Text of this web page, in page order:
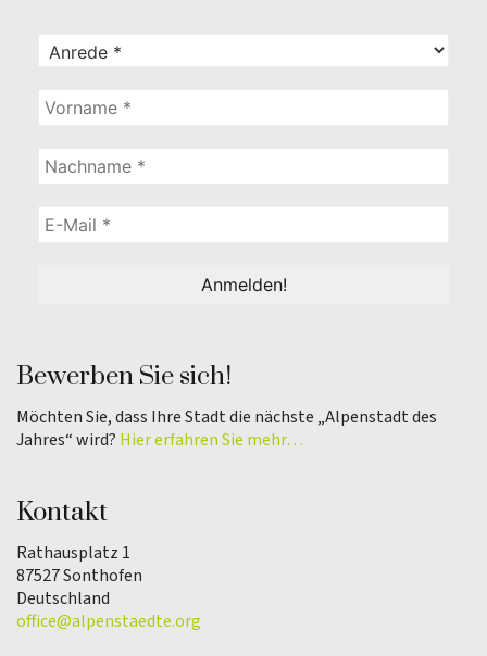
Bewerben Sie sich!
Möchten Sie, dass Ihre Stadt die nächste „Alpenstadt des
Jahres“ wird? Hier erfahren Sie mehr…
Kontakt
Rathausplatz 1
87527 Sonthofen
Deutschland
office@alpenstaedte.org